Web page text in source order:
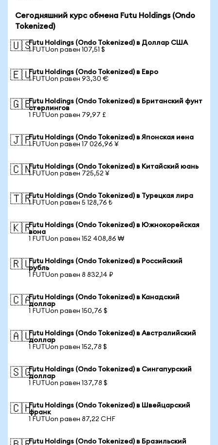
Сегодняшний курс обмена Futu Holdings (Ondo
Tokenized)
🇺🇸Futu Holdings (Ondo Tokenized) в Доллар США
1 FUTUon равен 107,51 $
🇪🇺Futu Holdings (Ondo Tokenized) в Евро
1 FUTUon равен 93,30 €
🇬🇧Futu Holdings (Ondo Tokenized) в Британский фунт
стерлингов
1 FUTUon равен 79,97 £
🇯🇵Futu Holdings (Ondo Tokenized) в Японская иена
1 FUTUon равен 17 026,96 ¥
🇨🇳Futu Holdings (Ondo Tokenized) в Китайский юань
1 FUTUon равен 725,52 ¥
🇹🇷Futu Holdings (Ondo Tokenized) в Турецкая лира
1 FUTUon равен 5 128,76 ₺
🇰🇷Futu Holdings (Ondo Tokenized) в Южнокорейская
вона
1 FUTUon равен 152 408,86 ₩
🇷🇺Futu Holdings (Ondo Tokenized) в Российский
рубль
1 FUTUon равен 8 832,14 ₽
🇨🇦Futu Holdings (Ondo Tokenized) в Канадский
доллар
1 FUTUon равен 150,76 $
🇦🇺Futu Holdings (Ondo Tokenized) в Австралийский
доллар
1 FUTUon равен 152,78 $
🇸🇬Futu Holdings (Ondo Tokenized) в Сингапурский
доллар
1 FUTUon равен 137,78 $
🇨🇭Futu Holdings (Ondo Tokenized) в Швейцарский
франк
1 FUTUon равен 87,22 CHF
Futu Holdings (Ondo Tokenized) в Бразильский